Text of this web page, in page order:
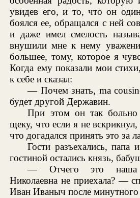
увидев его, и то, что он
боялся ее, обращался с ней
и даже имел смелость
внушили мне к нему
большее, тому, которое я
Когда ему показали мои
к себе и сказал:
— Почем знать, ma
будет другой Державин.
При этом он так
щеку, что если я не
что догадался принять это за
Гости разъехались,
гостиной остались князь,
— Отчего это наша
Николаевна не приехала? —
Иван Иваныч после